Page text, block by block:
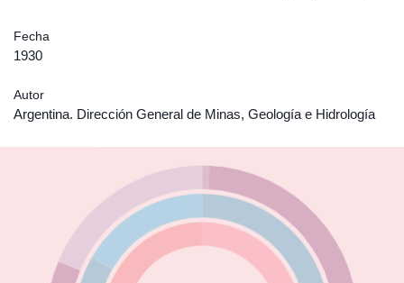
Fecha
1930
Autor
Argentina. Dirección General de Minas, Geología e Hidrología